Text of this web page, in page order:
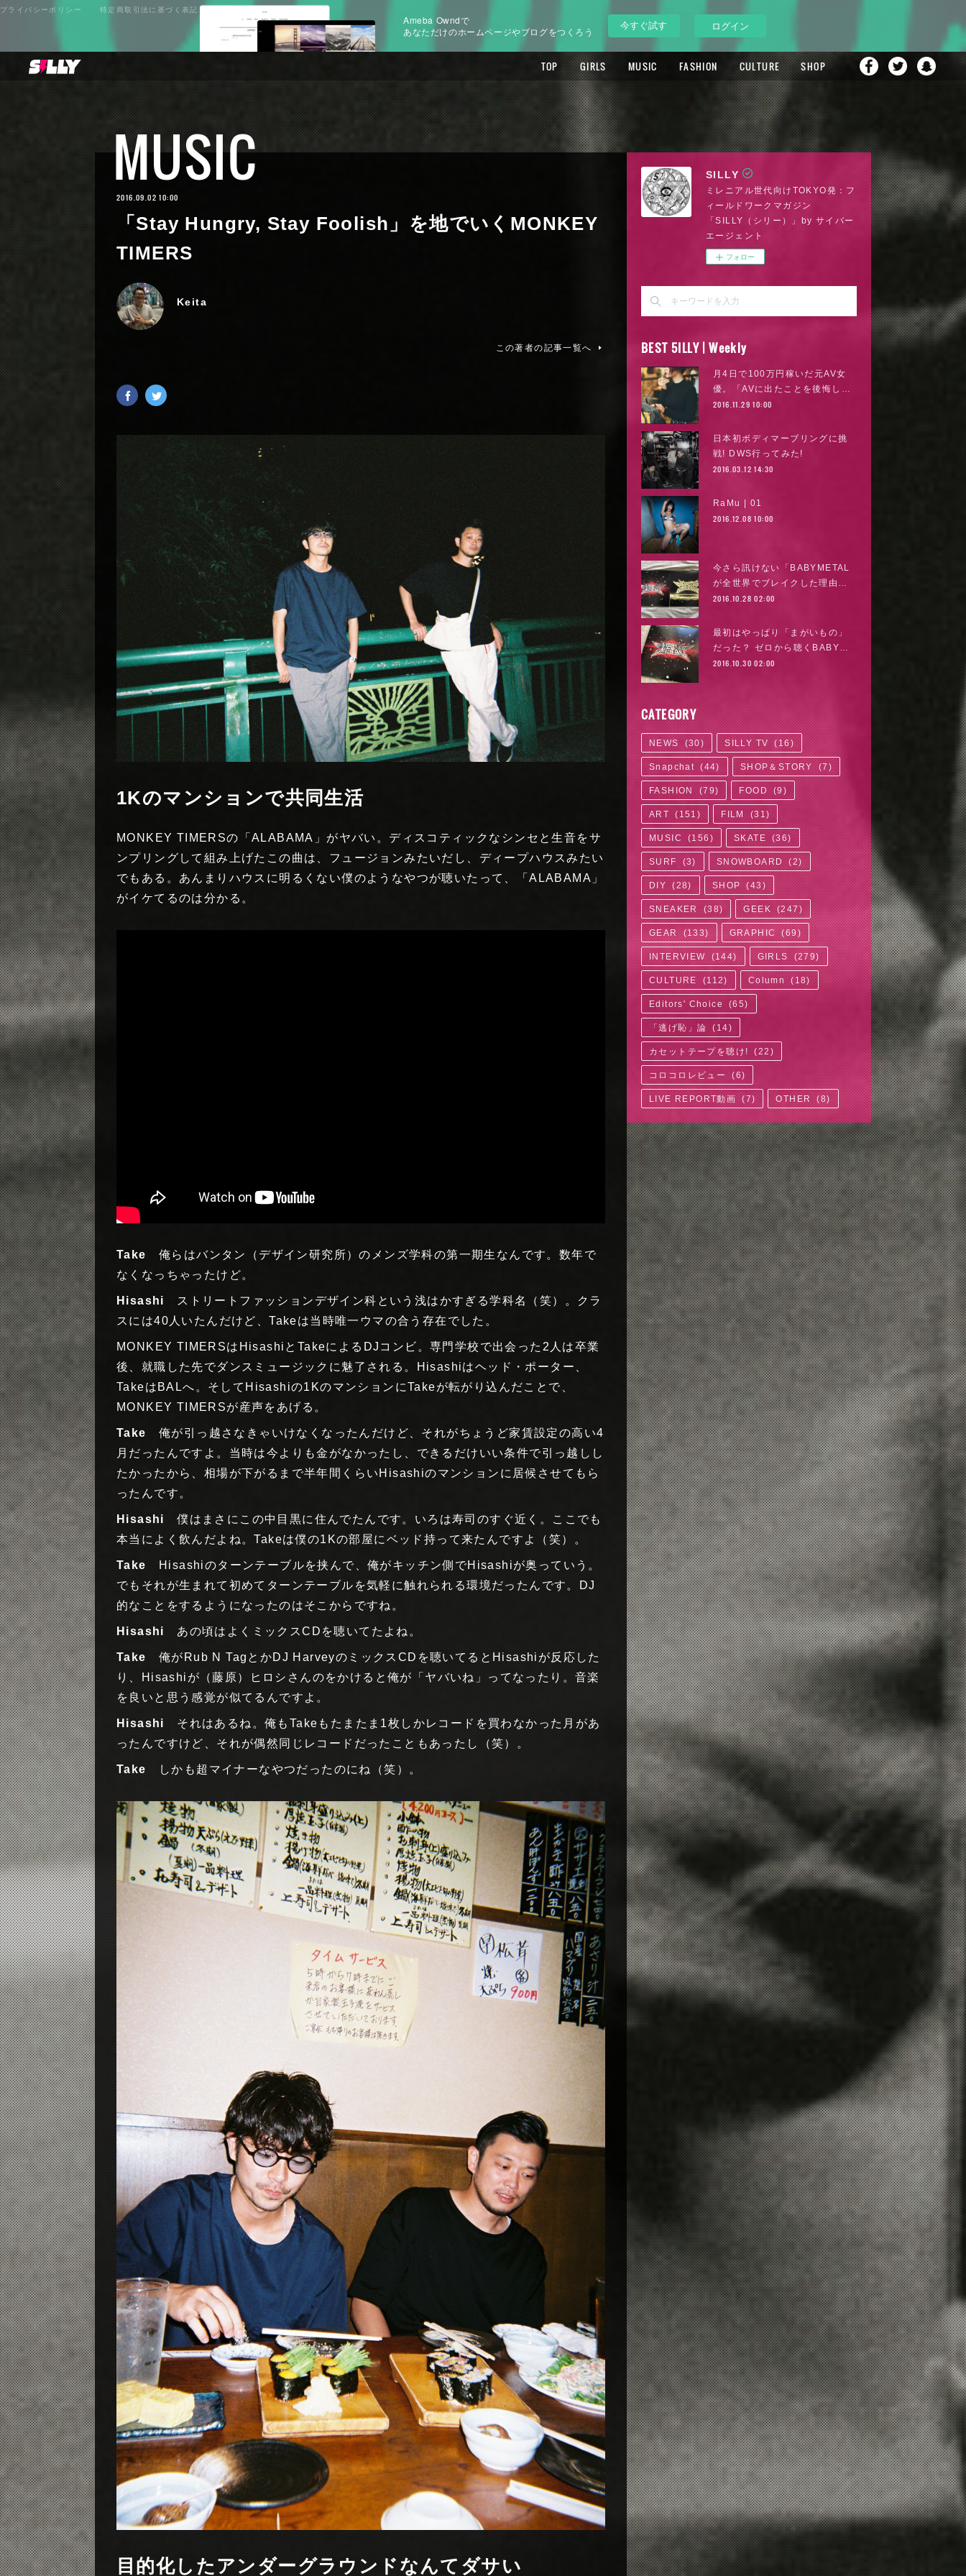
Ameba Owndで
あなただけのホームページやブログをつくろう
今すぐ試す ログイン
TOP GIRLS MUSIC FASHION CULTURE SHOP
MUSIC
2016.09.02 10:00
「Stay Hungry, Stay Foolish」を地でいくMONKEY
TIMERS
Keita
この著者の記事一覧へ
1Kのマンションで共同生活
MONKEY TIMERSの「ALABAMA」がヤバい。ディスコティックなシンセと生音をサ
ンプリングして組み上げたこの曲は、フュージョンみたいだし、ディープハウスみたい
でもある。あんまりハウスに明るくない僕のようなやつが聴いたって、「ALABAMA」
がイケてるのは分かる。
Take 俺らはバンタン（デザイン研究所）のメンズ学科の第一期生なんです。数年で
なくなっちゃったけど。
Hisashi
ストリートファッションデザイン科という浅はかすぎる学科名（笑）。クラ
スには40人いたんだけど、Takeは当時唯一ウマの合う存在でした。
MONKEY TIMERSはHisashiとTakeによるDJコンビ。専門学校で出会った2人は卒業
後、就職した先でダンスミュージックに魅了される。Hisashiはヘッド・ポーター、
TakeはBALへ。そしてHisashiの1KのマンションにTakeが転がり込んだことで、
MONKEY TIMERSが産声をあげる。
Take 俺が引っ越さなきゃいけなくなったんだけど、それがちょうど家賃設定の高い4
月だったんですよ。当時は今よりも金がなかったし、できるだけいい条件で引っ越しし
たかったから、相場が下がるまで半年間くらいHisashiのマンションに居候させてもら
ったんです。
Hisashi
僕はまさにこの中目黒に住んでたんです。いろは寿司のすぐ近く。ここでも
本当によく飲んだよね。Takeは僕の1Kの部屋にベッド持って来たんですよ（笑）。
Take Hisashiのターンテーブルを挟んで、俺がキッチン側でHisashiが奥っていう。
でもそれが生まれて初めてターンテーブルを気軽に触れられる環境だったんです。DJ
的なことをするようになったのはそこからですね。
Hisashi あの頃はよくミックスCDを聴いてたよね。
Take 俺がRub N TagとかDJ HarveyのミックスCDを聴いてるとHisashiが反応した
り、Hisashiが（藤原）ヒロシさんのをかけると俺が「ヤバいね」ってなったり。音楽
を良いと思う感覚が似てるんですよ。
Hisashi
それはあるね。俺もTakeもたまたま1枚しかレコードを買わなかった月があ
ったんですけど、それが偶然同じレコードだったこともあったし（笑）。
Take しかも超マイナーなやつだったのにね（笑）。
目的化したアンダーグラウンドなんてダサい
SILLY
ミレニアル世代向けTOKYO発：フ
ィールドワークマガジン
「SILLY（シリー）」by サイバー
エージェント
フォロー
BEST 5ILLY | Weekly
月4日で100万円稼いだ元AV女
優。「AVに出たことを後悔し…
2016.11.29 10:00
日本初ボディマーブリングに挑
戦! DWS行ってみた!
2016.03.12 14:30
RaMu | 01
2016.12.08 10:00
今さら訊けない「BABYMETAL
が全世界でブレイクした理由…
2016.10.28 02:00
最初はやっぱり「まがいもの」
だった？ ゼロから聴くBABY…
2016.10.30 02:00
CATEGORY
NEWS (30) SILLY TV (16)
Snapchat (44) SHOP＆STORY (7)
FASHION (79) FOOD (9 )
ART ( 151 ) FILM (31)
MUSIC (156 ) SKATE (36)
SURF (3) SNOWBOARD (2)
DIY (28) SHOP (43)
SNEAKER (38) GEEK (247)
GEAR (133) GRAPHIC (69)
INTERVIEW (144) GIRLS (279)
CULTURE (112) Column (18)
Editors' Choice (65)
「逃げ恥」論 ( 14)
カセットテープを聴け! (22 )
コロコロレビュー (6)
LIVE REPORT動画 (7) OTHER (8)
プライバシーポリシー 特定商取引法に基づく表記